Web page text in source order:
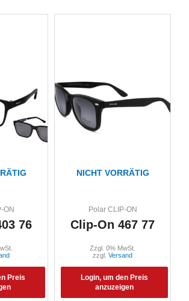
ON
76
Preis
NICHT VORRÄTIG
Polar CLIP-ON
Clip-On 467 77
Login, um den Preis
anzuzeigen
Zzgl. 0% MwSt.
zzgl. Versand